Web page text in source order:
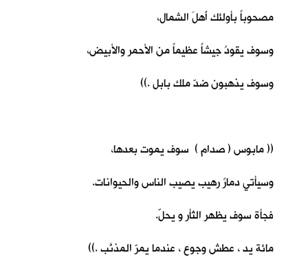
مصحوباً بأولئك أَهلَ الشمال،
وسوف يقودُ جيشاً عظيماً من الأحمر والأبيض،
وسوف يذهبون ضدّ ملك بابل .))
(( مابوس ( صدام ) سوف يموت بعدها،
وسيأتي دمارٌ رهيب يصيب الناس والحيوانات.
فجأة سوف يظهر الثأر و يحلّ.
مائة يد ، عطش وجوع ، عندما يمرّ المذنَّب .))